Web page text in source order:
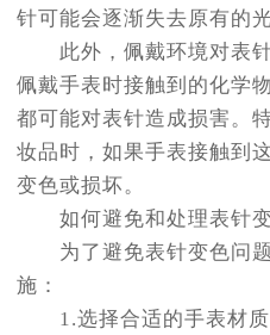
针可能会逐渐失去原有的
此外，佩戴环境对表针
佩戴手表时接触到的化学
都可能对表针造成损害。
妆品时，如果手表接触到
变色或损坏。
如何避免和处理表针变
为了避免表针变色问题
施：
1.选择合适的手表材质